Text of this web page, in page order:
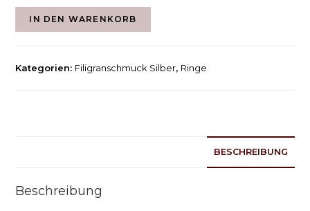
IN DEN WARENKORB
Kategorien: Filigranschmuck Silber, Ringe
BESCHREIBUNG
Beschreibung